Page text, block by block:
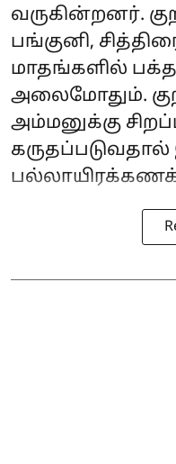
வருகின்றனர்.
பங்குனி,
மாதங்களில்
அலைமோதும்.
அம்மனுக்கு
கருதப்படுவதால்